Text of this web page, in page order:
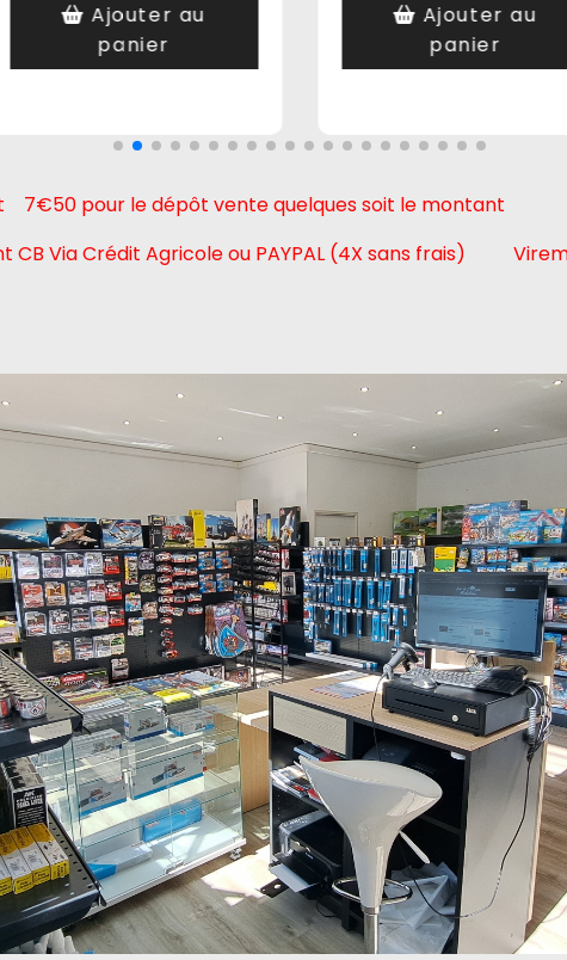
Ajouter au
panier
Ajouter au
panier
7€50 pour le dépôt vente quelques soit le montant
CB Via Crédit Agricole ou PAYPAL (4X sans frais)